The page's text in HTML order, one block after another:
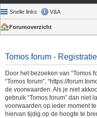
Snelle links V&A
Forumoverzicht
Tomos forum - Registratie
Door het bezoeken van “Tomos
“Tomos forum”, “https://
de voorwaarden. Als je niet
gebruik “Tomos forum” dan niet
voorwaarden op ieder moment
hiervan tijdig op de hoogte te